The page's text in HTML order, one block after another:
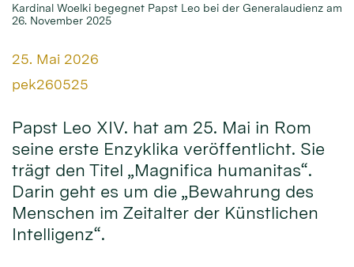
Kardinal Woelki begegnet Papst Leo bei der Generalaudienz am
26. November 2025
Datum:
25. Mai 2026
Von:
pek260525
Papst Leo XIV. hat am 25. Mai in Rom
seine erste Enzyklika veröffentlicht. Sie
trägt den Titel „Magnifica humanitas“.
Darin geht es um die „Bewahrung des
Menschen im Zeitalter der Künstlichen
Intelligenz“.